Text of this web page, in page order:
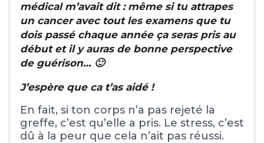
médical m’avait dit : même si tu attrapes
un cancer avec tout les examens que tu
dois passé chaque année ça seras pris au
début et il y auras de bonne perspective
de guérison… 🙂
J’espère que ca t’as aidé !
En fait, si ton corps n’a pas rejeté la
greffe, c’est qu’elle a pris. Le stress, c’est
dû à la peur que cela n’ait pas réussi.